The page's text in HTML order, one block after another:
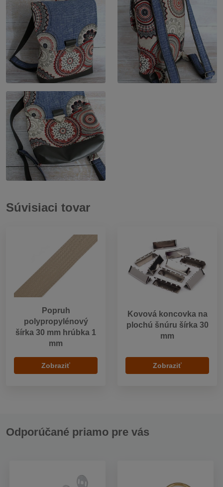
Súvisiaci tovar
Popruh
polypropylénový
šírka 30 mm hrúbka 1
mm
Zobraziť
Kovová koncovka na
plochú šnúru šírka 30
mm
Zobraziť
Odporúčané priamo pre vás